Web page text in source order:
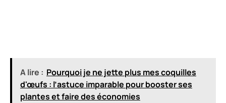
A lire : Pourquoi je ne jette plus mes coquilles
d'œufs : l’astuce imparable pour booster ses
plantes et faire des économies